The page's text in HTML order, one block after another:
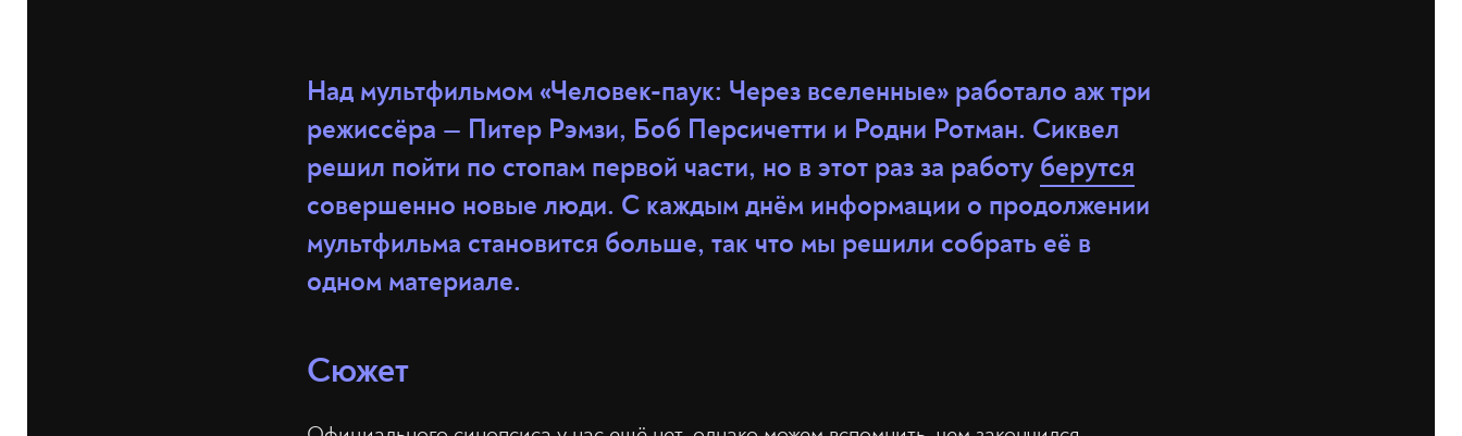
Над мультфильмом «Человек-паук: Через вселенные» работало аж три
режиссёра — Питер Рэмзи, Боб Персичетти и Родни Ротман. Сиквел
решил пойти по стопам первой части, но в этот раз за работу берутся
совершенно новые люди. С каждым днём информации о продолжении
мультфильма становится больше, так что мы решили собрать её в
одном материале.
Сюжет